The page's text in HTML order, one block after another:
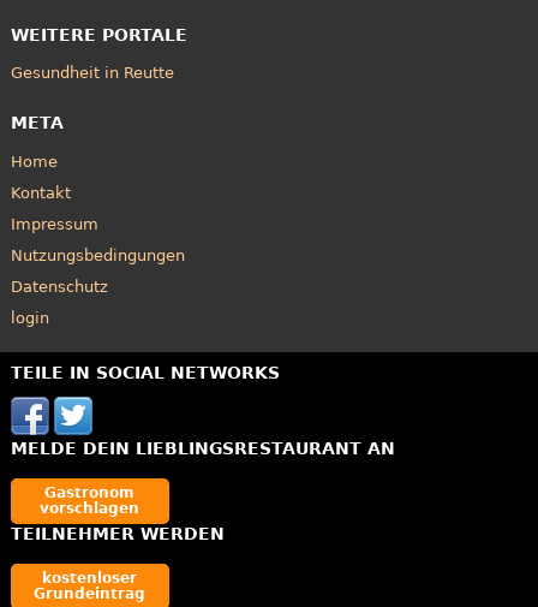
WEITERE PORTALE
Gesundheit in Reutte
META
Home
Kontakt
Impressum
Nutzungsbedingungen
Datenschutz
login
TEILE IN SOCIAL NETWORKS
MELDE DEIN LIEBLINGSRESTAURANT AN
Gastronom
vorschlagen
TEILNEHMER WERDEN
kostenloser
Grundeintrag